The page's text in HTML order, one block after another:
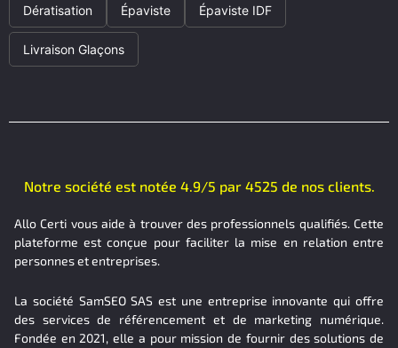
Dératisation Épaviste Épaviste IDF
Livraison Glaçons
Notre société est notée 4.9/5 par 4525 de nos clients.
Allo Certi vous aide à trouver des professionnels qualifiés. Cette
plateforme est conçue pour faciliter la mise en relation entre
personnes et entreprises.
La société SamSEO SAS est une entreprise innovante qui offre
des services de référencement et de marketing numérique.
Fondée en 2021, elle a pour mission de fournir des solutions de